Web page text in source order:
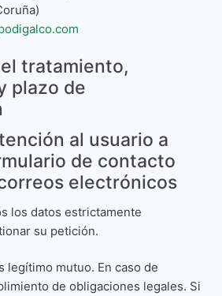
tratamiento,
plazo de
al usuario a
de contacto
electrónicos
los datos estrictamente
su petición.
legítimo mutuo. En caso de
de obligaciones legales. Si